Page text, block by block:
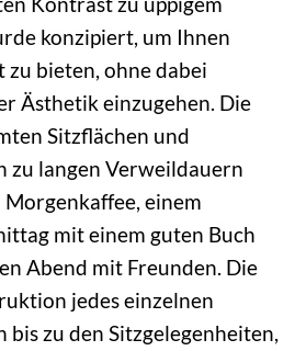
konzipiert, um Ihnen
bieten, ohne dabei
Ästhetik einzugehen. Die
Sitzflächen und
zu langen Verweildauern
Morgenkaffee, einem
mit einem guten Buch
Abend mit Freunden. Die
jedes einzelnen
bis zu den Sitzgelegenheiten,